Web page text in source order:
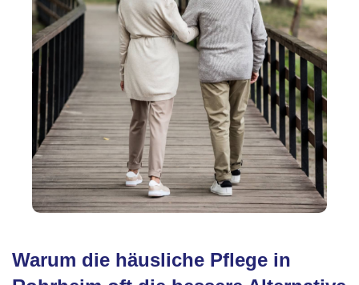
Warum die häusliche Pflege in